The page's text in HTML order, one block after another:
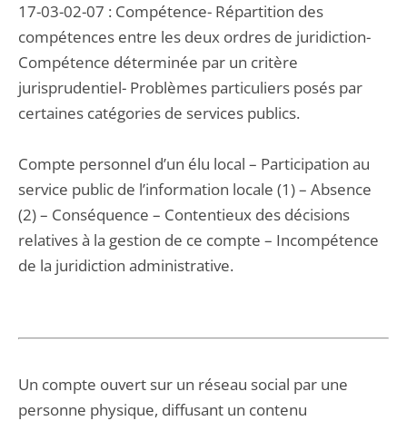
17-03-02-07 : Compétence- Répartition des
compétences entre les deux ordres de juridiction-
Compétence déterminée par un critère
jurisprudentiel- Problèmes particuliers posés par
certaines catégories de services publics.
Compte personnel d’un élu local – Participation au
service public de l’information locale (1) – Absence
(2) – Conséquence – Contentieux des décisions
relatives à la gestion de ce compte – Incompétence
de la juridiction administrative.
Un compte ouvert sur un réseau social par une
personne physique, diffusant un contenu